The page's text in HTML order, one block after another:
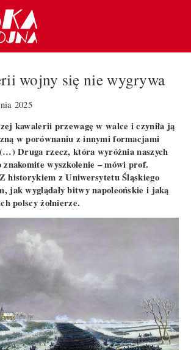
wojny się nie wygrywa
2025
kawalerii przewagę w walce i czyniła ją
w porównaniu z innymi formacjami
Druga rzecz, która wyróżnia naszych
wyszkolenie – mówi prof.
historykiem z Uniwersytetu Śląskiego
jak wyglądały bitwy napoleońskie i jaką
polscy żołnierze.